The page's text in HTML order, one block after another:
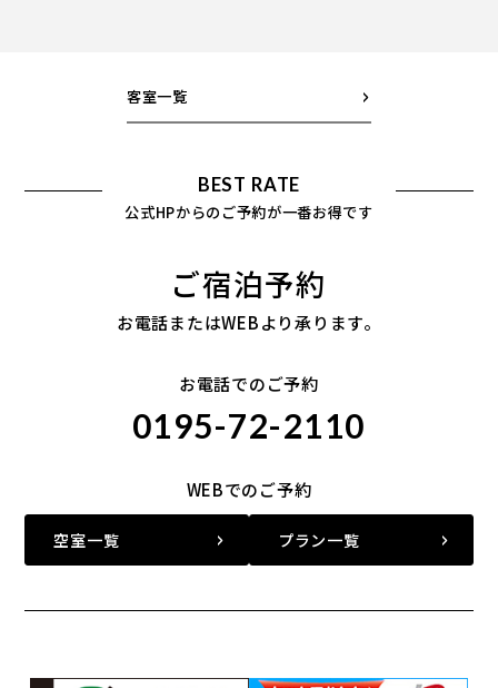
客室一覧
BEST RATE
公式HPからのご予約が一番お得です
ご宿泊予約
お電話またはWEBより承ります。
お電話でのご予約
0195-72-2110
WEBでのご予約
空室一覧 プラン一覧